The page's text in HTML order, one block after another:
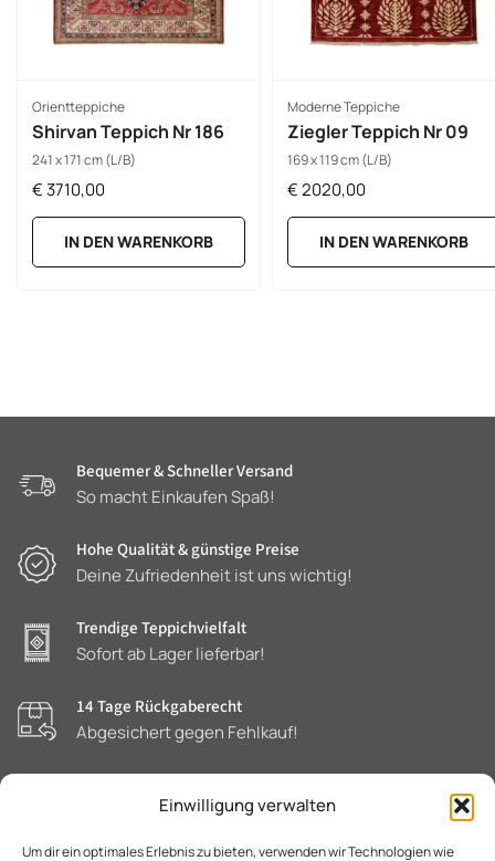
Einwilligung verwalten
Um dir ein optimales Erlebnis zu bieten, verwenden wir Technologien wie
Orientteppiche
Shirvan Teppich Nr 186
241 x 171 cm (L/B)
€ 3710,00
IN DEN WARENKORB
Moderne Teppiche
Ziegler Teppich Nr 09
169 x 119 cm (L/B)
€2020,00
IN DEN WARENKORB
Bequemer & Schneller Versand
So macht Einkaufen Spaß!
Hohe Qualität & günstige Preise
Deine Zufriedenheit ist uns wichtig!
Trendige Teppichvielfalt
Sofort ab Lager lieferbar!
14 Tage Rückgaberecht
Abgesichert gegen Fehlkauf!